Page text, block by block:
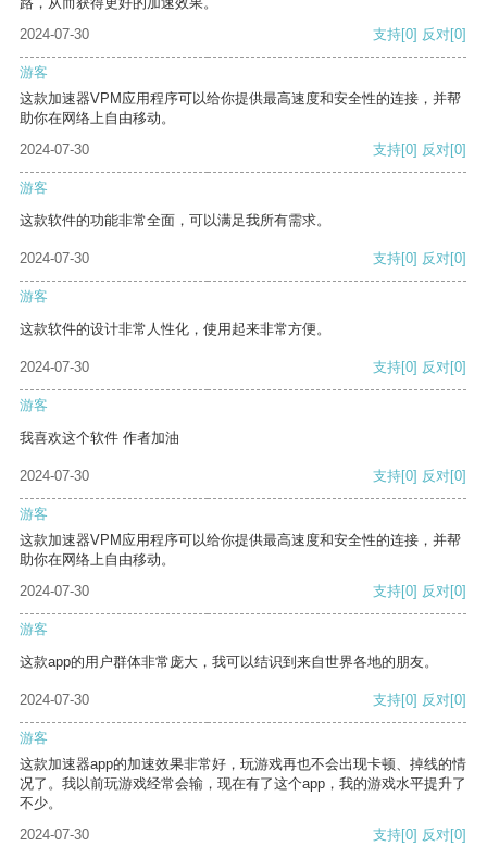
2024-07-30
支持[0] 反对[0]
游客
这款加速器VPM应用程序可以给你提供最高速度和安全性的连接，并帮
助你在网络上自由移动。
2024-07-30
支持[0] 反对[0]
游客
这款软件的功能非常全面，可以满足我所有需求。
2024-07-30 支持[0] 反对[0]
游客
这款软件的设计非常人性化，使用起来非常方便。
2024-07-30 支持[0] 反对[0]
游客
我喜欢这个软件 作者加油
2024-07-30 支持[0] 反对[0]
游客
这款加速器VPM应用程序可以给你提供最高速度和安全性的连接，并帮
助你在网络上自由移动。
2024-07-30
支持[0] 反对[0]
游客
这款app的用户群体非常庞大，我可以结识到来自世界各地的朋友。
2024-07-30 支持[0] 反对[0]
游客
这款加速器app的加速效果非常好，玩游戏再也不会出现卡顿、掉线的情
况了。我以前玩游戏经常会输，现在有了这个app，我的游戏水平提升了
不少。
2024-07-30
支持[0] 反对[0]